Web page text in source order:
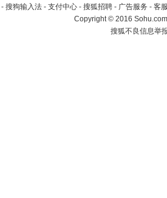
- 搜狗输入法 - 支付中心 - 搜狐招聘 - 广告服务 - 客
Copyright©2016
搜狐不良信息举